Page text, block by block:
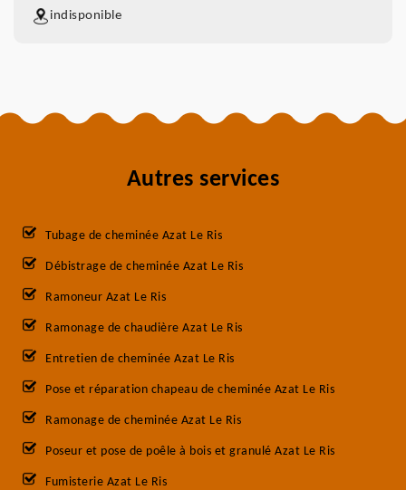
indisponible
Autres services
Tubage de cheminée Azat Le Ris
Débistrage de cheminée Azat Le Ris
Ramoneur Azat Le Ris
Ramonage de chaudière Azat Le Ris
Entretien de cheminée Azat Le Ris
Pose et réparation chapeau de cheminée Azat Le Ris
Ramonage de cheminée Azat Le Ris
Poseur et pose de poêle à bois et granulé Azat Le Ris
Fumisterie Azat Le Ris